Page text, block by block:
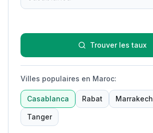
Trouver les taux
Villes populaires en Maroc:
Casablanca Rabat Marrakech
Tanger